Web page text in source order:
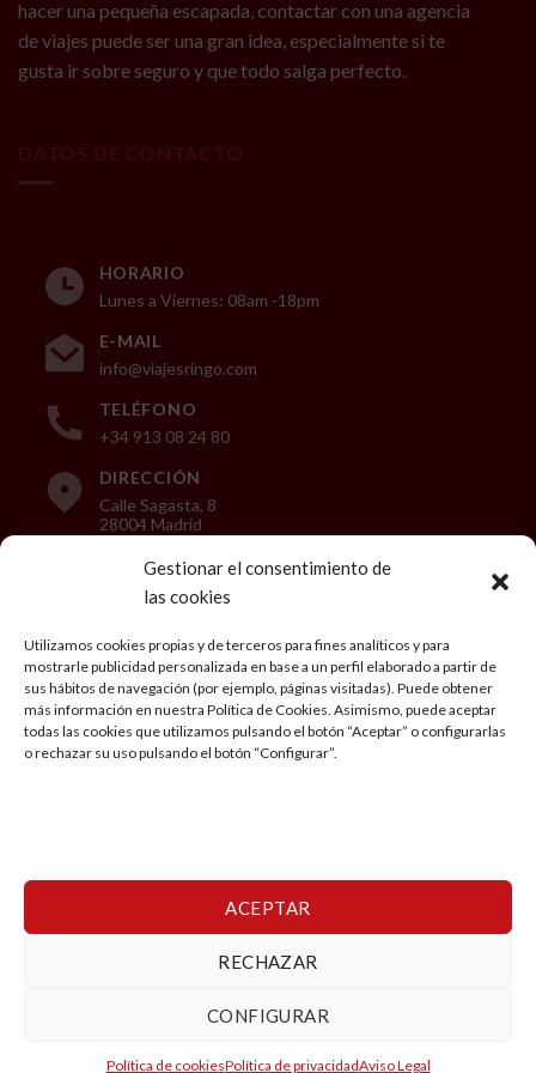
Gestionar el consentimiento de
las cookies
Utilizamos cookies propias y de terceros para fines analíticos y para
mostrarle publicidad personalizada en base a un perfil elaborado a partir de
sus hábitos de navegación (por ejemplo, páginas visitadas). Puede obtener
más información en nuestra Política de Cookies. Asimismo, puede aceptar
todas las cookies que utilizamos pulsando el botón “Aceptar” o configurarlas
o rechazar su uso pulsando el botón “Configurar”.
ACEPTAR
RECHAZAR
CONFIGURAR
Política de cookiesPolítica de privacidadAviso Legal
hacer una pequeña escapada, contactar con una agencia
de viajes puede ser una gran idea, especialmente si te
gusta ir sobre seguro y que todo salga perfecto.
HORARIO
Lunes a Viernes: 08am -18pm
E-MAIL
info@viajesringo.com
TELÉFONO
+34 913 08 24 80
DIRECCIÓN
Calle Sagasta, 8
28004 Madrid
Aviso Legal
Política de privacidad
Condiciones generales de Viaje